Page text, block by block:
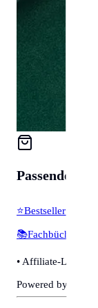
Passendes für
⭐Bestseller &
📚Fachbücher &
• Affiliate-Link:
Powered by